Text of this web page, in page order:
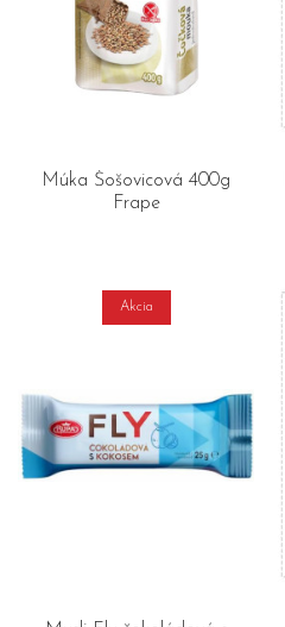
Múka Šošovicová 400g
Frape
Akcia